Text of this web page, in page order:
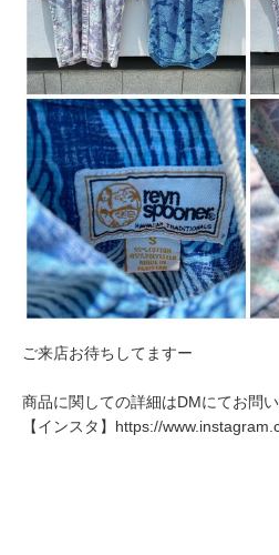
ご来店お待ちしてますー
商品に関しての詳細はDMにてお問
【インスタ】 https://